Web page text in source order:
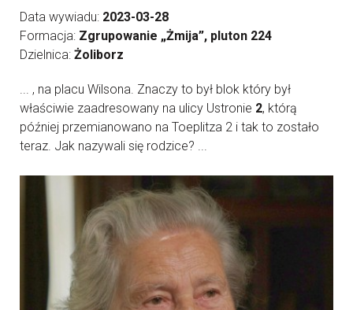
Data wywiadu: 2023-03-28
Formacja: Zgrupowanie „Żmija”, pluton 224
Dzielnica: Żoliborz
... , na placu Wilsona. Znaczy to był blok który był
właściwie zaadresowany na ulicy Ustronie 2, którą
później przemianowano na Toeplitza 2 i tak to zostało
teraz. Jak nazywali się rodzice? ...